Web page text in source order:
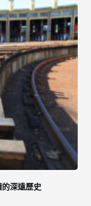
深遠歷史